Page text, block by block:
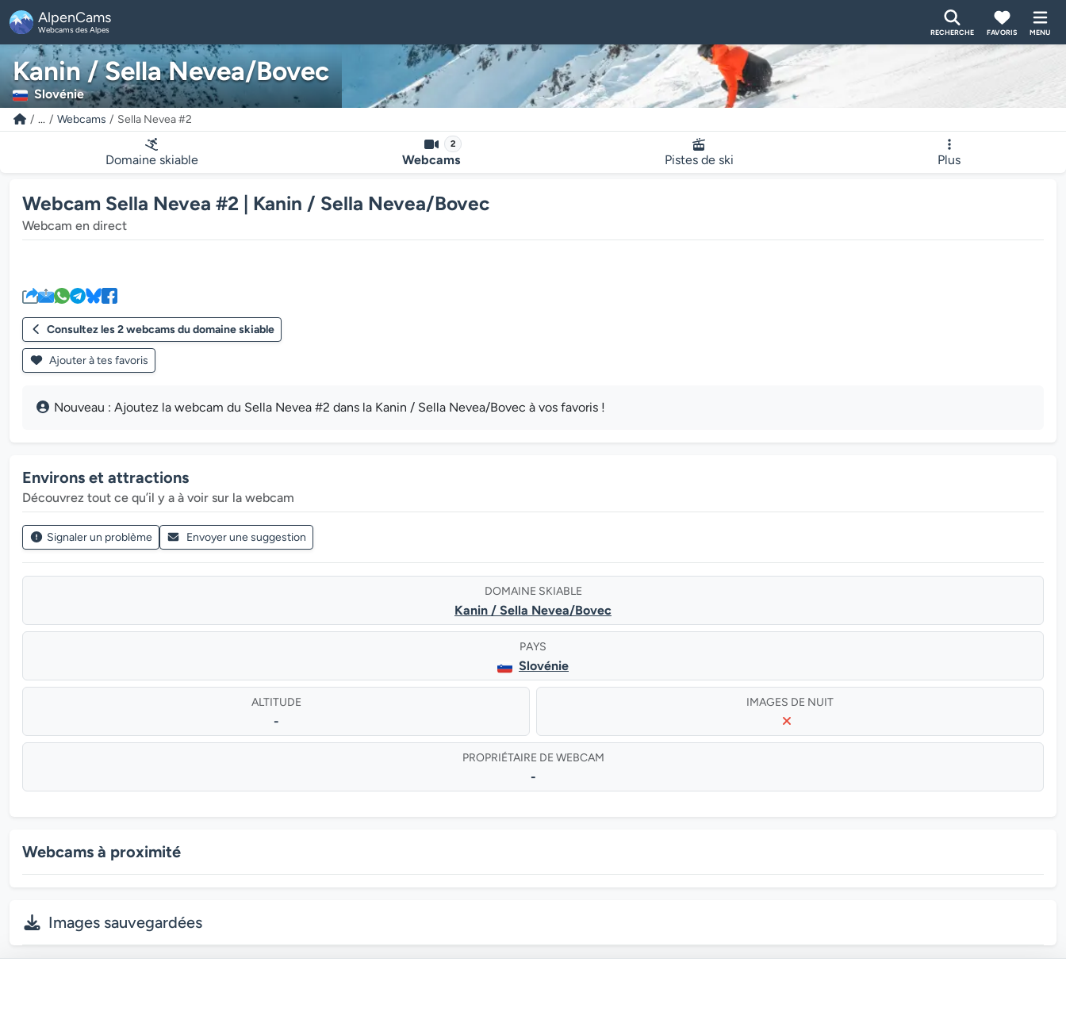
AlpenCams
Webcams des Alpes RECHERCHE FAVORIS MENU
Kanin / Sella Nevea/Bovec
Slovénie
... Webcams Sella Nevea #2
Domaine skiable
2
Webcams Pistes de ski Plus
Webcam Sella Nevea #2 | Kanin / Sella Nevea/Bovec
Webcam en direct
Consultez les 2 webcams du domaine skiable
Ajouter à tes favoris
Nouveau : Ajoutez la webcam du Sella Nevea #2 dans la Kanin / Sella Nevea/Bovec à vos favoris !
Environs et attractions
Découvrez tout ce qu’il y a à voir sur la webcam
Signaler un problème Envoyer une suggestion
DOMAINE SKIABLE
Kanin / Sella Nevea/Bovec
PAYS
Slovénie
ALTITUDE
-
IMAGES DE NUIT
PROPRIÉTAIRE DE WEBCAM
-
Webcams à proximité
Images sauvegardées